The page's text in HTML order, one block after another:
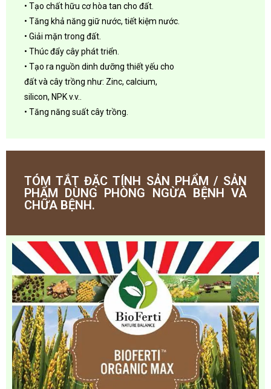
• Tạo chất hữu cơ hòa tan cho đất.
• Tăng khả năng giữ nước, tiết kiệm nước.
• Giải mặn trong đất.
• Thúc đẩy cây phát triển.
• Tạo ra nguồn dinh dưỡng thiết yếu cho
đất và cây trồng như: Zinc, calcium,
silicon, NPK v.v..
• Tăng năng suất cây trồng.
TÓM TẮT ĐẶC TÍNH SẢN PHẨM / SẢN
PHẨM DÙNG PHÒNG NGỪA BỆNH VÀ
CHỮA BỆNH.